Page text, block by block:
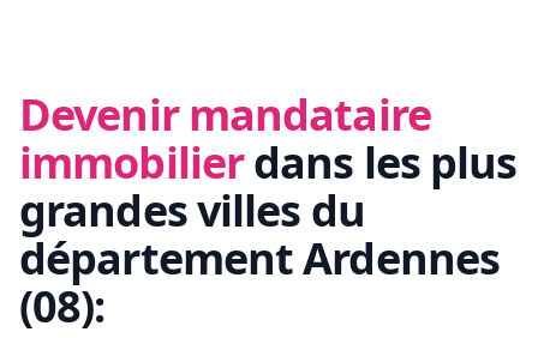
Devenir mandataire
immobilierdans les plus
grandes villes du
départementArdennes
(08):